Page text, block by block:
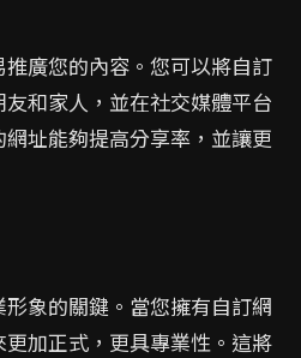
廣您的內容。您可以將自訂
和家人，並在社交媒體平台
址能夠提高分享率，並讓更
象的關鍵。當您擁有自訂網
加正式，更具專業性。這將